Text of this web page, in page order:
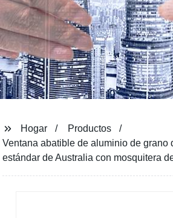
Ver todos los
Hogar
Productos
Ventana abatible de aluminio de grano
estándar de Australia con mosquitera